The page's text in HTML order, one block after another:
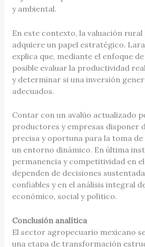
y ambiental.
En este contexto, la valuación
adquiere un papel estratégico.
explica que, mediante el enfoque
posible evaluar la productividad
y determinar si una inversión
adecuados.
Contar con un avalúo actualizado
productores y empresas disponer
precisa y oportuna para la toma de
un entorno dinámico. En última
permanencia y competitividad en
dependen de decisiones
confiables y en el análisis integral
económico, social y político.
Conclusión analítica
El sector agropecuario mexicano
una etapa de transformación